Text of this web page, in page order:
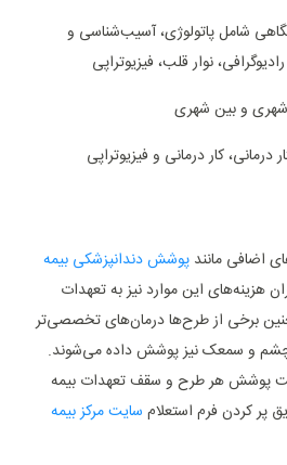
شامل پاتولوژی، آسیب‌شناسی و
نوار قلب، فیزیوتراپی
شهری و بین شهری
درمانی، کار درمانی و فیزیوتراپی
اضافی مانند پوشش دندانپزشکی بیمه
هزینه‌های این موارد نیز به تعهدات
برخی از طرح‌ها درمان‌های تخصصی‌تر
و سمعک نیز پوشش داده می‌شوند.
پوشش هر طرح و سقف تعهدات بیمه
پر کردن فرم استعلام سایت مرکز بیمه